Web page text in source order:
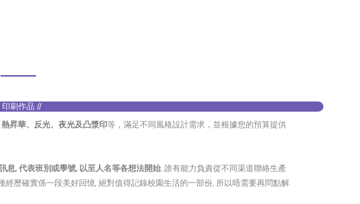
刷作品 //
昇華、反光、夜光及凸漿印等，滿足不同風格設計需求，並根據您的預算提供
息, 代表班別或學號, 以至人名等各想法開始, 誰有能力負責從不同渠道聯絡生產
歷確實係一段美好回憶, 絕對值得記錄校園生活的一部份, 所以唔需要再問點解